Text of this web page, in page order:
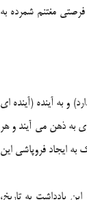
مغتنم شمرده به
و به آينده (آينده اي
به ذهن مي آيند و هر
به ايجاد فروپاشي اين